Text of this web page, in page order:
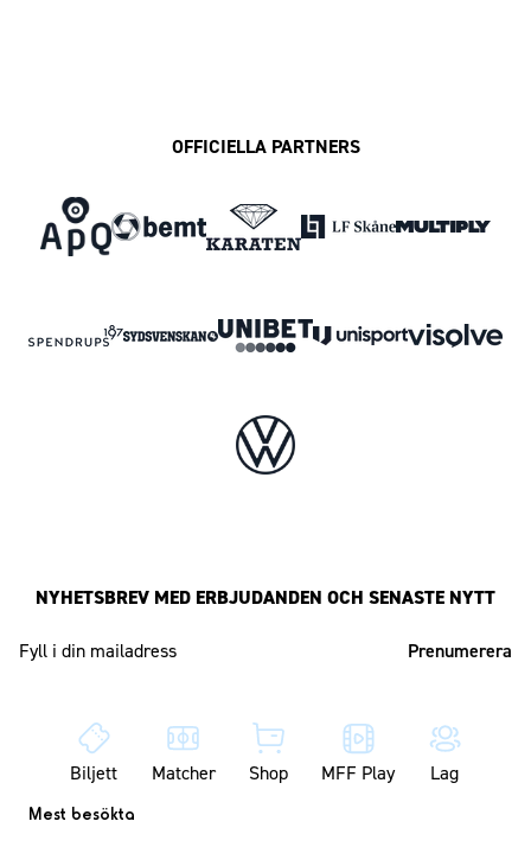
OFFICIELLA PARTNERS
NYHETSBREV MED ERBJUDANDEN OCH SENASTE NYTT
Biljett Matcher Shop MFF Play Lag
Mest besökta